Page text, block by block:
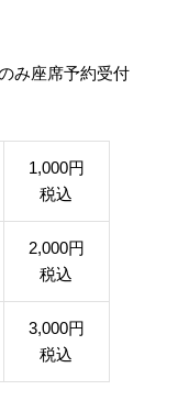
み座席予約受付
1,000円
税込
2,000円
税込
3,000円
税込